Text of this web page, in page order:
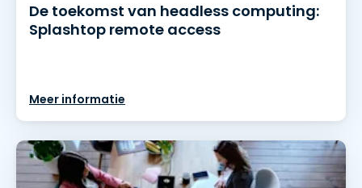
De toekomst van headless computing:
Splashtop remote access
Meer informatie